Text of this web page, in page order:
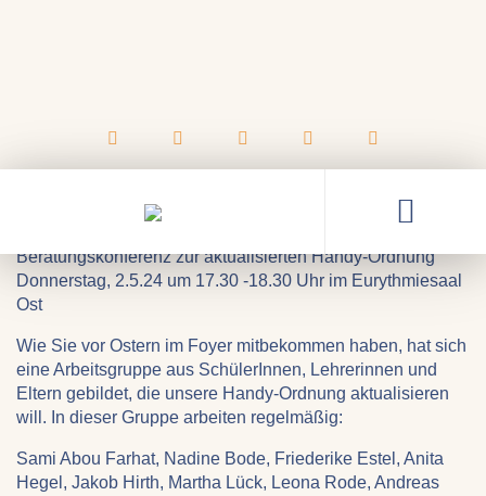
Beratungskonferenz zur
aktualisierten Handy-Ordnung
Beratungskonferenz zur aktualisierten Handy-Ordnung
Donnerstag, 2.5.24 um 17.30 -18.30 Uhr im Eurythmiesaal
Ost
Wie Sie vor Ostern im Foyer mitbekommen haben, hat sich
eine Arbeitsgruppe aus SchülerInnen, Lehrerinnen und
Eltern gebildet, die unsere Handy-Ordnung aktualisieren
will. In dieser Gruppe arbeiten regelmäßig:
Sami Abou Farhat, Nadine Bode, Friederike Estel, Anita
Hegel, Jakob Hirth, Martha Lück, Leona Rode, Andreas